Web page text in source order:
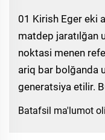
01 Kirish Eger eki
matdep jaratılğan
noktasi menen
ariq bar bolğanda
generatsiya etilir.
Batafsil ma'lumot